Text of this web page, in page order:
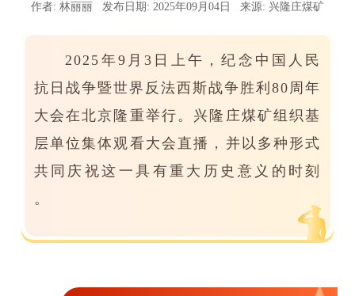
作者: 林丽丽 发布日期: 2025年09月04日 来源: 兴隆庄煤矿
2025年9月3日上午，纪念中国人民
抗日战争暨世界反法西斯战争胜利80周年
大会在北京隆重举行。兴隆庄煤矿组织基
层单位集体观看大会直播，并以多种形式
共同庆祝这一具有重大历史意义的时刻
。